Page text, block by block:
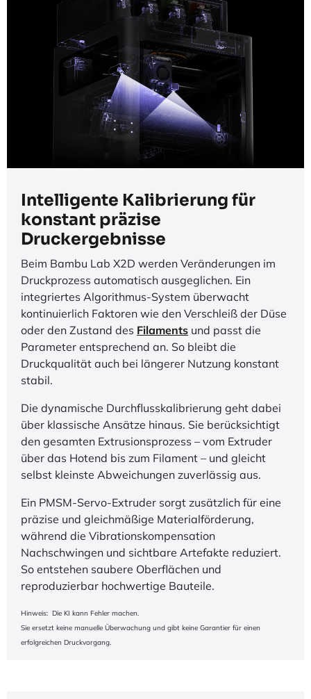
Intelligente Kalibrierung für
konstant präzise
Druckergebnisse
Beim Bambu Lab X2D werden Veränderungen im
Druckprozess automatisch ausgeglichen. Ein
integriertes Algorithmus-System überwacht
kontinuierlich Faktoren wie den Verschleiß der Düse
oder den Zustand des Filaments und passt die
Parameter entsprechend an. So bleibt die
Druckqualität auch bei längerer Nutzung konstant
stabil.
Die dynamische Durchflusskalibrierung geht dabei
über klassische Ansätze hinaus. Sie berücksichtigt
den gesamten Extrusionsprozess – vom Extruder
über das Hotend bis zum Filament – und gleicht
selbst kleinste Abweichungen zuverlässig aus.
Ein PMSM-Servo-Extruder sorgt zusätzlich für eine
präzise und gleichmäßige Materialförderung,
während die Vibrationskompensation
Nachschwingen und sichtbare Artefakte reduziert.
So entstehen saubere Oberflächen und
reproduzierbar hochwertige Bauteile.
Hinweis: Die KI kann Fehler machen.
Sie ersetzt keine manuelle Überwachung und gibt keine Garantier für einen
erfolgreichen Druckvorgang.